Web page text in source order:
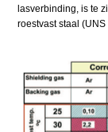
lasverbinding, is te
roestvast staal